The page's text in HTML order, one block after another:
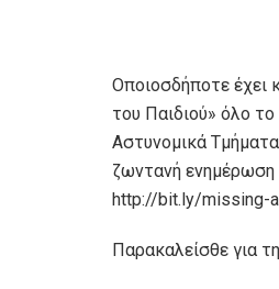
Οποιοσδήποτε έχει
του Παιδιού» όλο
Αστυνομικά
ζωντανή ενημέρωση
http://bit.ly/missing-
Παρακαλείσθε για